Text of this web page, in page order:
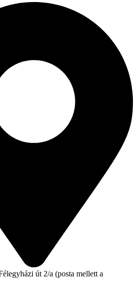
út 2/a (posta mellett a